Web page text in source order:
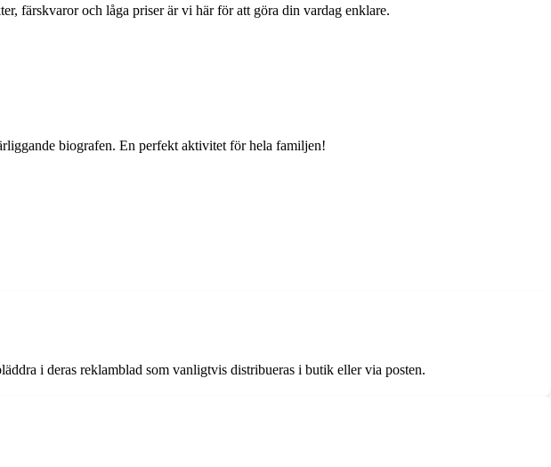
färskvaror och låga priser är vi här för att göra din vardag enklare.
biografen. En perfekt aktivitet för hela familjen!
i deras reklamblad som vanligtvis distribueras i butik eller via posten.